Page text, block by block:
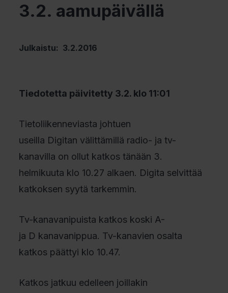
3.2. aamupäivällä
Julkaistu: 3.2.2016
Tiedotetta päivitetty 3.2. klo 11:01
Tietoliikenneviasta johtuen
useilla Digitan välittämillä radio- ja tv-
kanavilla on ollut katkos tänään 3.
helmikuuta klo 10.27 alkaen. Digita selvittää
katkoksen syytä tarkemmin.
Tv-kanavanipuista katkos koski A-
ja D kanavanippua. Tv-kanavien osalta
katkos päättyi klo 10.47.
Katkos jatkuu edelleen joillakin